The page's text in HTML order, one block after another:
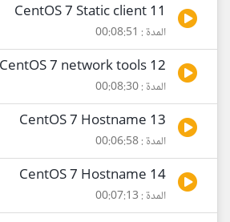
11 CentOS 7 Static client
المدة : 00:08:51
12 CentOS 7 network tools
المدة : 00:08:30
13 CentOS 7 Hostname
المدة : 00:06:58
14 CentOS 7 Hostname
المدة : 00:07:13